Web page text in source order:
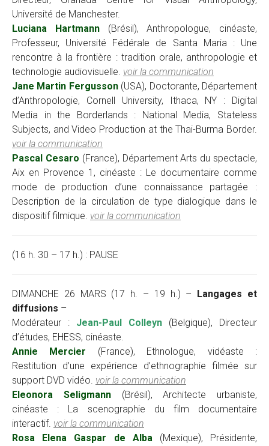
Université de Manchester.
Luciana Hartmann(Brésil), Anthropologue, cinéaste,
Professeur, Université Fédérale de Santa Maria : Une
rencontre à la frontière : tradition orale, anthropologie et
technologie audiovisuelle. voir la communication
Jane Martin Fergusson(USA), Doctorante, Département
d’Anthropologie, Cornell University, Ithaca, NY : Digital
Media in the Borderlands : National Media, Stateless
Subjects, and Video Production at the Thai-Burma Border.
voir la communication
Pascal Cesaro (France), Département Arts du spectacle,
Aix en Provence 1, cinéaste : Le documentaire comme
mode de production d’une connaissance partagée :
Description de la circulation de type dialogique dans le
dispositif filmique. voir la communication
(16 h. 30 – 17 h.) : PAUSE
DIMANCHE 26 MARS (17 h. – 19 h.) – Langages et
diffusions –
Modérateur : Jean-Paul Colleyn (Belgique), Directeur
d’études, EHESS, cinéaste.
Annie Mercier
(France), Ethnologue, vidéaste :
Restitution d’une expérience d’ethnographie filmée sur
support DVD vidéo. voir la communication
Eleonora Seligmann(Brésil), Architecte urbaniste,
cinéaste : La scenographie du film documentaire
interactif. voir la communication
Rosa Elena Gaspar de Alba
(Mexique), Présidente,